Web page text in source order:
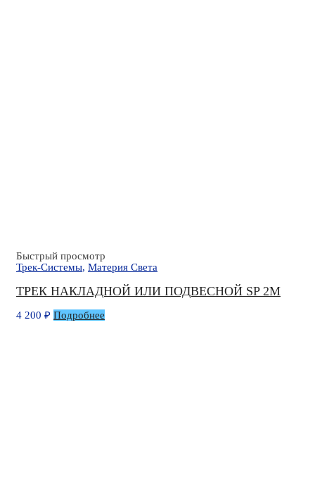
Быстрый просмотр
Трек-Системы, Материя Света
ТРЕК НАКЛАДНОЙ ИЛИ ПОДВЕСНОЙ SP 2М
4 200 ₽ Подробнее